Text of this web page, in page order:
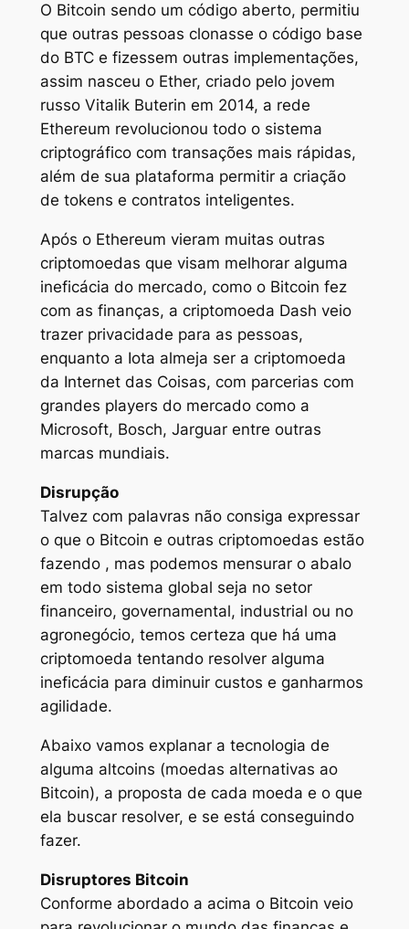
O Bitcoin sendo um código aberto, permitiu
que outras pessoas clonasse o código base
do BTC e fizessem outras implementações,
assim nasceu o Ether, criado pelo jovem
russo Vitalik Buterin em 2014, a rede
Ethereum revolucionou todo o sistema
criptográfico com transações mais rápidas,
além de sua plataforma permitir a criação
de tokens e contratos inteligentes.
Após o Ethereum vieram muitas outras
criptomoedas que visam melhorar alguma
ineficácia do mercado, como o Bitcoin fez
com as finanças, a criptomoeda Dash veio
trazer privacidade para as pessoas,
enquanto a Iota almeja ser a criptomoeda
da Internet das Coisas, com parcerias com
grandes players do mercado como a
Microsoft, Bosch, Jarguar entre outras
marcas mundiais.
Disrupção
Talvez com palavras não consiga expressar
o que o Bitcoin e outras criptomoedas estão
fazendo , mas podemos mensurar o abalo
em todo sistema global seja no setor
financeiro, governamental, industrial ou no
agronegócio, temos certeza que há uma
criptomoeda tentando resolver alguma
ineficácia para diminuir custos e ganharmos
agilidade.
Abaixo vamos explanar a tecnologia de
alguma altcoins (moedas alternativas ao
Bitcoin), a proposta de cada moeda e o que
ela buscar resolver, e se está conseguindo
fazer.
Disruptores Bitcoin
Conforme abordado a acima o Bitcoin veio